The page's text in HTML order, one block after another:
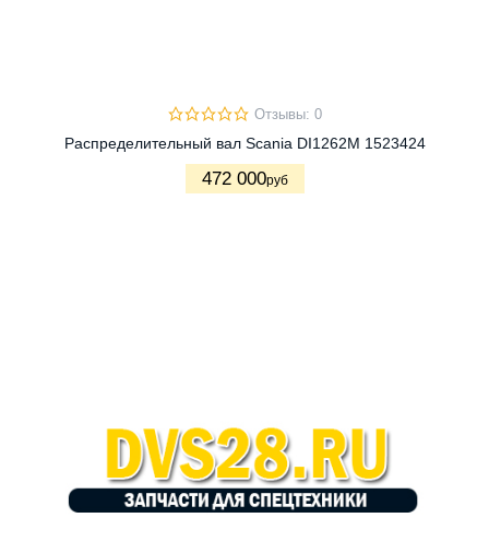
Отзывы: 0
Распределительный вал Scania DI1262M 1523424
472 000руб